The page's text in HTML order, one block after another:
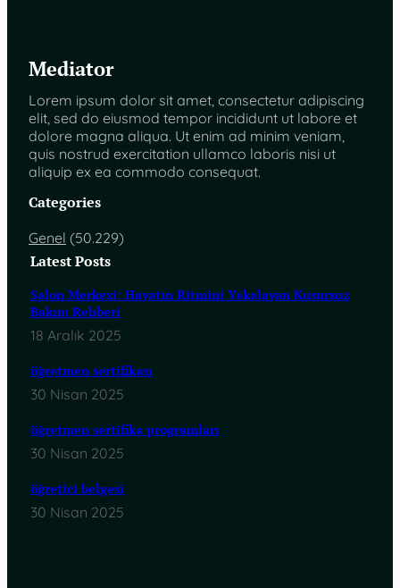
Mediator
Lorem ipsum dolor sit amet, consectetur adipiscing
elit, sed do eiusmod tempor incididunt ut labore et
dolore magna aliqua. Ut enim ad minim veniam,
quis nostrud exercitation ullamco laboris nisi ut
aliquip ex ea commodo consequat.
Categories
Genel (50.229)
Latest Posts
Salon Merkezi: Hayatın Ritmini Yakalayan Kusursuz
Bakım Rehberi
18 Aralık 2025
öğretmen sertifikası
30 Nisan 2025
öğretmen sertifika programları
30 Nisan 2025
öğretici belgesi
30 Nisan 2025